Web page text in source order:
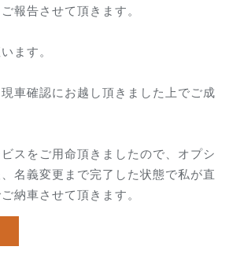
報告させて頂きます。
ます。
車確認にお越し頂きました上でご成
スをご用命頂きましたので、オプシ
名義変更まで完了した状態で私が直
納車させて頂きます。